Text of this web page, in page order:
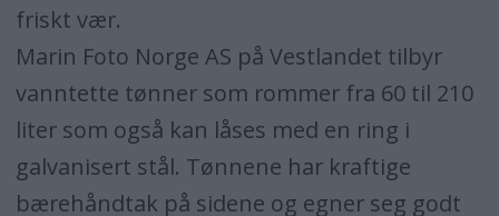
friskt vær.
Marin Foto Norge AS på Vestlandet tilbyr
vanntette tønner som rommer fra 60 til 210
liter som også kan låses med en ring i
galvanisert stål. Tønnene har kraftige
bærehåndtak på sidene og egner seg godt